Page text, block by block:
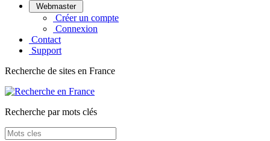
Webmaster
Créer un compte
Connexion
Contact
Support
Recherche de sites en France
Recherche par mots clés